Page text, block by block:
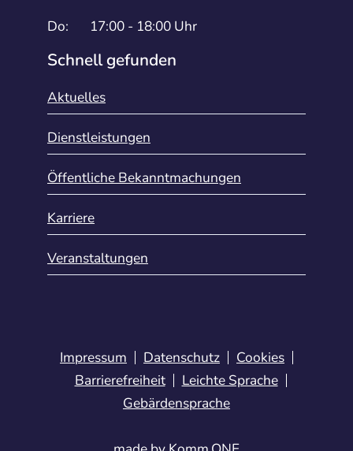
Do: 17:00 - 18:00 Uhr
Schnell gefunden
Aktuelles
Dienstleistungen
Öffentliche Bekanntmachungen
Karriere
Veranstaltungen
Impressum Datenschutz
Cookies
Barrierefreiheit
Leichte Sprache
Gebärdensprache